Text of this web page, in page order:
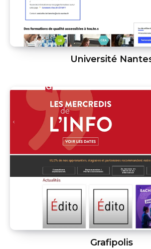
Université
Grafipolis